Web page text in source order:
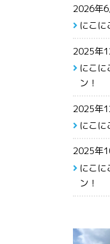
2026年
にこに
2025年
にこに
ン！
2025年
にこに
2025年
にこに
ン！